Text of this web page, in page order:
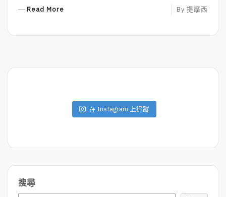
Read More By 提摩西
在 Instagram 上追蹤
搜尋